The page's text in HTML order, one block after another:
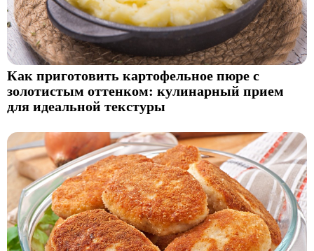
Как приготовить картофельное пюре с
золотистым оттенком: кулинарный прием
для идеальной текстуры